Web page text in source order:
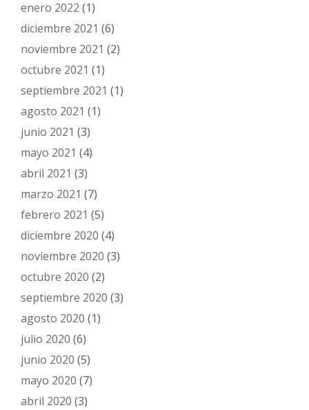
enero 2022 (1)
diciembre 2021 (6)
noviembre 2021 (2)
octubre 2021 (1)
septiembre 2021 (1)
agosto 2021 (1)
junio 2021 (3)
mayo 2021 (4)
abril 2021 (3)
marzo 2021 (7)
febrero 2021 (5)
diciembre 2020 (4)
noviembre 2020 (3)
octubre 2020 (2)
septiembre 2020 (3)
agosto 2020 (1)
julio 2020 (6)
junio 2020 (5)
mayo 2020 (7)
abril 2020 (3)